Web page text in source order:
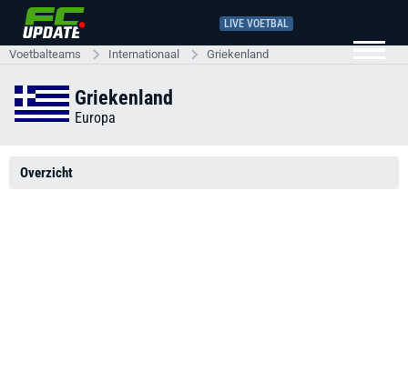
LIVE VOETBAL
Voetbalteams Internationaal Griekenland
Griekenland
Europa
Overzicht